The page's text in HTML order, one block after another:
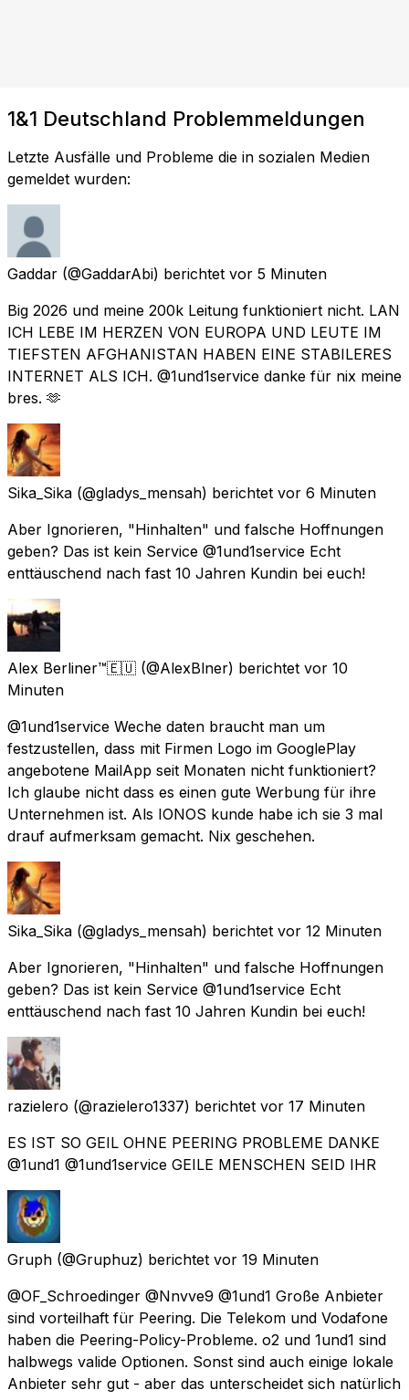
1&1 Deutschland Problemmeldungen
Letzte Ausfälle und Probleme die in sozialen Medien
gemeldet wurden:
Gaddar (@GaddarAbi) berichtet vor 5 Minuten
Big 2026 und meine 200k Leitung funktioniert nicht. LAN
ICH LEBE IM HERZEN VON EUROPA UND LEUTE IM
TIEFSTEN AFGHANISTAN HABEN EINE STABILERES
INTERNET ALS ICH. @1und1service danke für nix meine
bres. 🫶
Sika_Sika (@gladys_mensah) berichtet vor 6 Minuten
Aber Ignorieren, "Hinhalten" und falsche Hoffnungen
geben? Das ist kein Service @1und1service Echt
enttäuschend nach fast 10 Jahren Kundin bei euch!
Alex Berliner™🇪🇺 (@AlexBlner) berichtet vor 10
Minuten
@1und1service Weche daten braucht man um
festzustellen, dass mit Firmen Logo im GooglePlay
angebotene MailApp seit Monaten nicht funktioniert?
Ich glaube nicht dass es einen gute Werbung für ihre
Unternehmen ist. Als IONOS kunde habe ich sie 3 mal
drauf aufmerksam gemacht. Nix geschehen.
Sika_Sika (@gladys_mensah) berichtet vor 12 Minuten
Aber Ignorieren, "Hinhalten" und falsche Hoffnungen
geben? Das ist kein Service @1und1service Echt
enttäuschend nach fast 10 Jahren Kundin bei euch!
razielero (@razielero1337) berichtet vor 17 Minuten
ES IST SO GEIL OHNE PEERING PROBLEME DANKE
@1und1 @1und1service GEILE MENSCHEN SEID IHR
Gruph (@Gruphuz) berichtet vor 19 Minuten
@OF_Schroedinger @Nnvve9 @1und1 Große Anbieter
sind vorteilhaft für Peering. Die Telekom und Vodafone
haben die Peering-Policy-Probleme. o2 und 1und1 sind
halbwegs valide Optionen. Sonst sind auch einige lokale
Anbieter sehr gut - aber das unterscheidet sich natürlich